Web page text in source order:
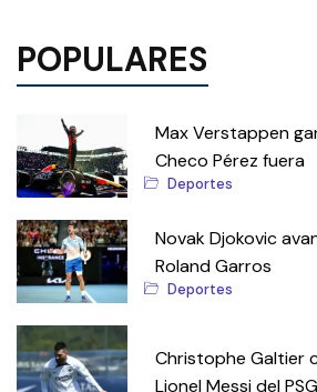
POPULARES
Max Verstappen
Checo Pérez fuera
Deportes
Novak Djokovic
Roland Garros
Deportes
Christophe Galtier
Lionel Messi del PSG